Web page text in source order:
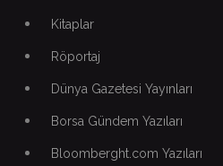
Kitaplar
Röportaj
Dünya Gazetesi Yayınları
Borsa Gündem Yazıları
Bloomberght.com Yazıları